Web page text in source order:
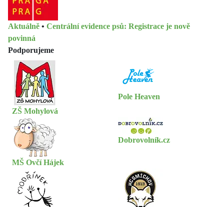
Aktuálně • Centrální evidence psů: Registrace je nově
povinná
Podporujeme
ZŠ Mohylová
Pole Heaven
MŠ Ovčí Hájek
Dobrovolník.cz